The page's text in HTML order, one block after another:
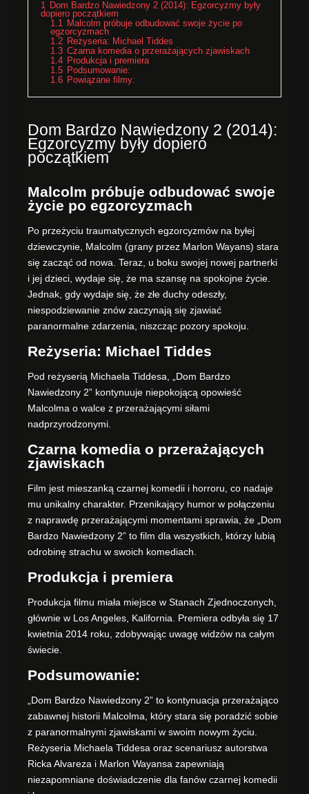
1 Dom Bardzo Nawiedzony 2 (2014): Egzorcyzmy były
dopiero początkiem
1.1 Malcolm próbuje odbudować swoje życie po
egzorcyzmach
1.2 Reżyseria: Michael Tiddes
1.3 Czarna komedia o przerażających zjawiskach
1.4 Produkcja i premiera
1.5 Podsumowanie:
1.6 Powiązane filmy:
Dom Bardzo Nawiedzony 2 (2014):
Egzorcyzmy były dopiero
początkiem
Malcolm próbuje odbudować swoje
życie po egzorcyzmach
Po przeżyciu traumatycznych egzorcyzmów na byłej
dziewczynie, Malcolm (grany przez Marlon Wayans) stara
się zacząć od nowa. Teraz, u boku swojej nowej partnerki
i jej dzieci, wydaje się, że ma szansę na spokojne życie.
Jednak, gdy wydaje się, że złe duchy odeszły,
niespodziewanie znów zaczynają się zjawiać
paranormalne zdarzenia, niszcząc pozory spokoju.
Reżyseria: Michael Tiddes
Pod reżyserią Michaela Tiddesa, „Dom Bardzo
Nawiedzony 2” kontynuuje niepokojącą opowieść
Malcolma o walce z przerażającymi siłami
nadprzyrodzonymi.
Czarna komedia o przerażających
zjawiskach
Film jest mieszanką czarnej komedii i horroru, co nadaje
mu unikalny charakter. Przenikający humor w połączeniu
z naprawdę przerażającymi momentami sprawia, że „Dom
Bardzo Nawiedzony 2” to film dla wszystkich, którzy lubią
odrobinę strachu w swoich komediach.
Produkcja i premiera
Produkcja filmu miała miejsce w Stanach Zjednoczonych,
głównie w Los Angeles, Kalifornia. Premiera odbyła się 17
kwietnia 2014 roku, zdobywając uwagę widzów na całym
świecie.
Podsumowanie:
„Dom Bardzo Nawiedzony 2” to kontynuacja przerażająco
zabawnej historii Malcolma, który stara się poradzić sobie
z paranormalnymi zjawiskami w swoim nowym życiu.
Reżyseria Michaela Tiddesa oraz scenariusz autorstwa
Ricka Alvareza i Marlon Wayansa zapewniają
niezapomniane doświadczenie dla fanów czarnej komedii